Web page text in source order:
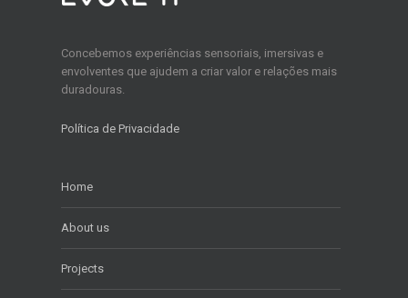
Concebemos experiências sensoriais, imersivas e
envolventes que ajudem a criar valor e relações mais
duradouras.
Política de Privacidade
Home
About us
Projects